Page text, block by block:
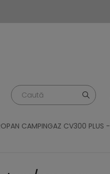
CAMPINGAZ CV300 PLUS -